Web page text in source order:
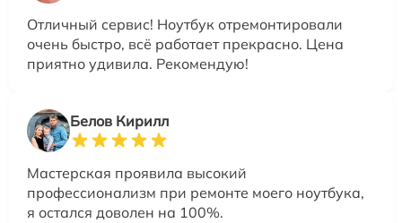
Отличный сервис! Ноутбук отремонтировали
очень быстро, всё работает прекрасно. Цена
приятно удивила. Рекомендую!
Белов Кирилл
Мастерская проявила высокий
профессионализм при ремонте моего ноутбука,
я остался доволен на 100%.